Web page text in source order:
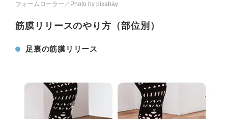
フォームローラー／Photo by pixabay
筋膜リリースのやり方（部位別）
足裏の筋膜リリース